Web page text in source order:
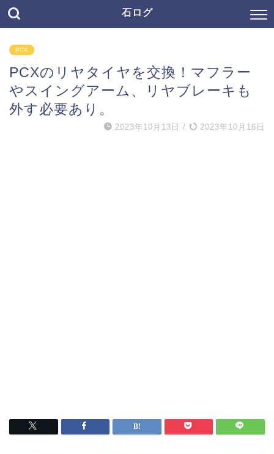
石ログ
PCX
PCXのリヤタイヤを交換！マフラー
やスイングアーム、リヤブレーキも
外す必要あり。
2023年10月13日 / 2023年10月16日